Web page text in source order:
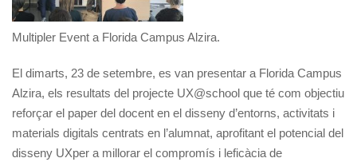
Multipler Event a Florida Campus Alzira.
El dimarts, 23 de setembre, es van presentar a Florida Campus
Alzira, els resultats del projecte UX@school que té com objectiu
reforçar el paper del docent en el disseny d’entorns, activitats i
materials digitals centrats en l’alumnat, aprofitant el potencial del
disseny UXper a millorar el compromís i leficàcia de